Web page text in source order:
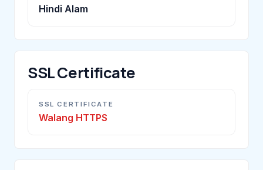
Hindi Alam
SSL Certificate
SSL CERTIFICATE
Walang HTTPS